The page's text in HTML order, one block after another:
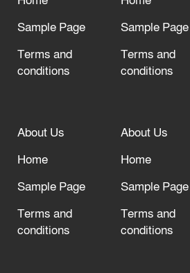
Sample Page
Terms and
conditions
Sample Page
Terms and
conditions
About Us
Home
Sample Page
Terms and
conditions
About Us
Home
Sample Page
Terms and
conditions